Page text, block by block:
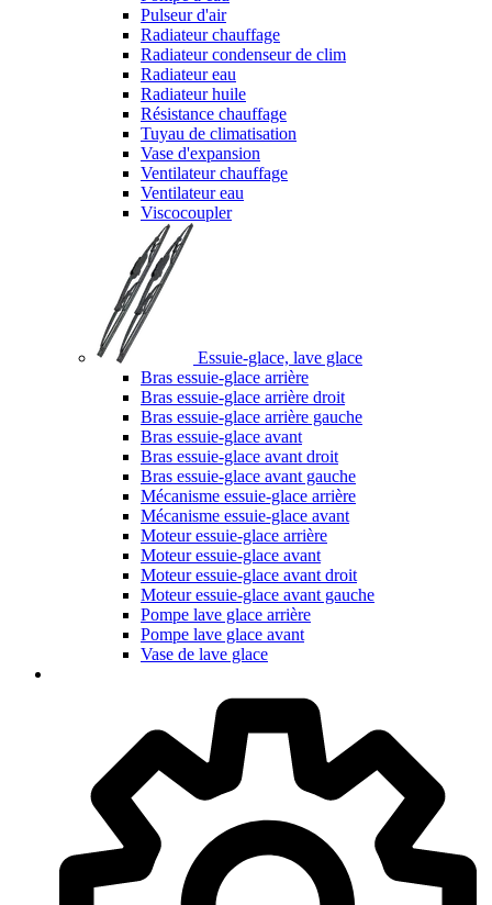
Pulseur d'air
Radiateur chauffage
Radiateur condenseur de clim
Radiateur eau
Radiateur huile
Résistance chauffage
Tuyau de climatisation
Vase d'expansion
Ventilateur chauffage
Ventilateur eau
Viscocoupler
Essuie-glace, lave glace
Bras essuie-glace arrière
Bras essuie-glace arrière droit
Bras essuie-glace arrière gauche
Bras essuie-glace avant
Bras essuie-glace avant droit
Bras essuie-glace avant gauche
Mécanisme essuie-glace arrière
Mécanisme essuie-glace avant
Moteur essuie-glace arrière
Moteur essuie-glace avant
Moteur essuie-glace avant droit
Moteur essuie-glace avant gauche
Pompe lave glace arrière
Pompe lave glace avant
Vase de lave glace